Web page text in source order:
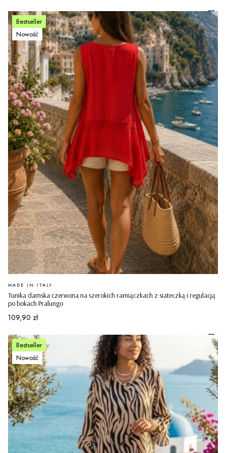
Bestseller
Nowość
Tunika damska czerwona na szerokich ramiączkach z siateczką i regulacją
po bokach Pralungo
PRODUCENT
MADE IN ITALY
Cena
109,90 zł
Bestseller
Nowość